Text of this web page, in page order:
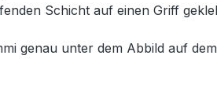
Schicht auf einen Griff
genau unter dem Abbild auf